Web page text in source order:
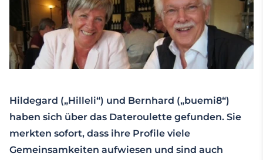
Hildegard („Hilleli“) und Bernhard („buemi8“)
haben sich über das Dateroulette gefunden. Sie
merkten sofort, dass ihre Profile viele
Gemeinsamkeiten aufwiesen und sind auch